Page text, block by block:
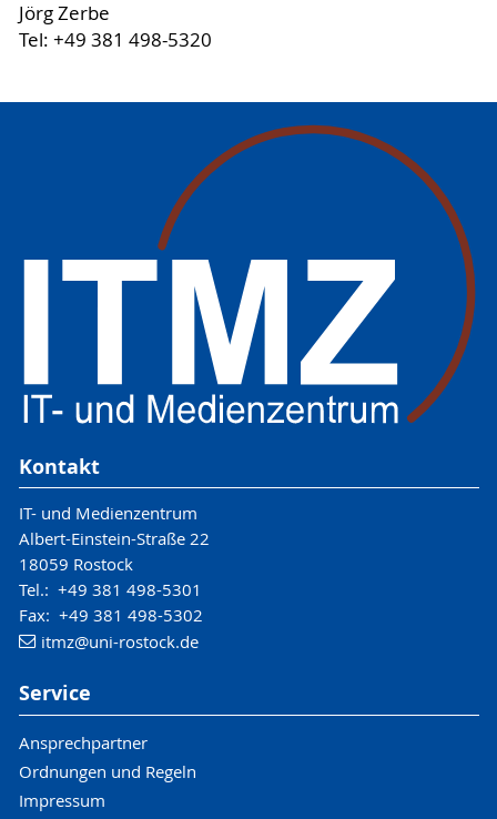
Jörg Zerbe
Tel: +49 381 498-5320
Kontakt
IT- und Medienzentrum
Albert-Einstein-Straße 22
18059 Rostock
Tel.: +49 381 498-5301
Fax: +49 381 498-5302
itmz@uni-rostock.de
Service
Ansprechpartner
Ordnungen und Regeln
Impressum